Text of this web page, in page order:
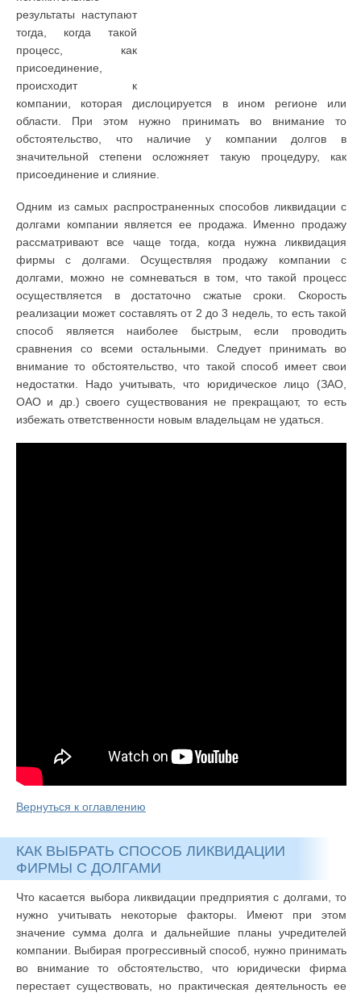
результаты наступают
тогда, когда такой
процесс, как
присоединение,
происходит к
компании, которая дислоцируется в ином регионе или
области. При этом нужно принимать во внимание то
обстоятельство, что наличие у компании долгов в
значительной степени осложняет такую процедуру, как
присоединение и слияние.
Одним из самых распространенных способов ликвидации с
долгами компании является ее продажа. Именно продажу
рассматривают все чаще тогда, когда нужна ликвидация
фирмы с долгами. Осуществляя продажу компании с
долгами, можно не сомневаться в том, что такой процесс
осуществляется в достаточно сжатые сроки. Скорость
реализации может составлять от 2 до 3 недель, то есть такой
способ является наиболее быстрым, если проводить
сравнения со всеми остальными. Следует принимать во
внимание то обстоятельство, что такой способ имеет свои
недостатки. Надо учитывать, что юридическое лицо (ЗАО,
ОАО и др.) своего существования не прекращают, то есть
избежать ответственности новым владельцам не удаться.
Вернуться к оглавлению
КАК ВЫБРАТЬ СПОСОБ ЛИКВИДАЦИИ
ФИРМЫ С ДОЛГАМИ
Что касается выбора ликвидации предприятия с долгами, то
нужно учитывать некоторые факторы. Имеют при этом
значение сумма долга и дальнейшие планы учредителей
компании. Выбирая прогрессивный способ, нужно принимать
во внимание то обстоятельство, что юридически фирма
перестает существовать, но практическая деятельность ее